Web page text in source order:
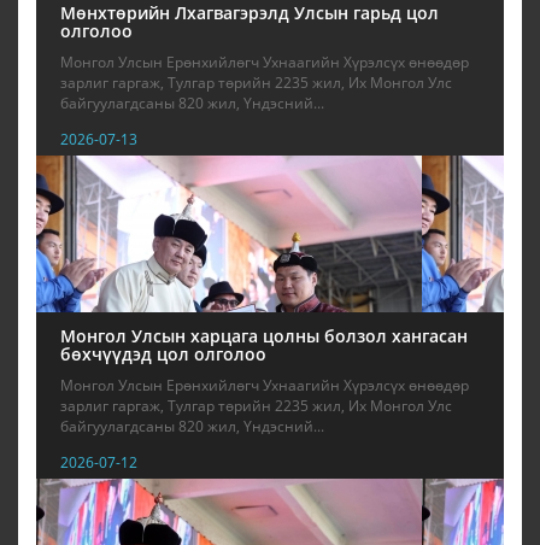
Мөнхтөрийн Лхагвагэрэлд Улсын гарьд цол
олголоо
Монгол Улсын Ерөнхийлөгч Ухнаагийн Хүрэлсүх өнөөдөр
зарлиг гаргаж, Тулгар төрийн 2235 жил, Их Монгол Улс
байгуулагдсаны 820 жил, Үндэсний...
2026-07-13
Монгол Улсын харцага цолны болзол хангасан
бөхчүүдэд цол олголоо
Монгол Улсын Ерөнхийлөгч Ухнаагийн Хүрэлсүх өнөөдөр
зарлиг гаргаж, Тулгар төрийн 2235 жил, Их Монгол Улс
байгуулагдсаны 820 жил, Үндэсний...
2026-07-12